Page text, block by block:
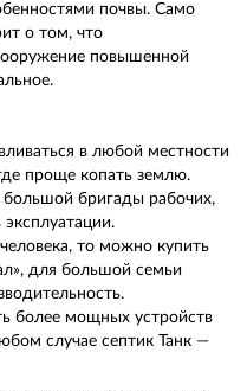
почвы. Само
о том, что
повышенной
в любой местности
проще копать землю.
бригады рабочих,
то можно купить
для большой семьи
более мощных устройств
случае септик Танк —